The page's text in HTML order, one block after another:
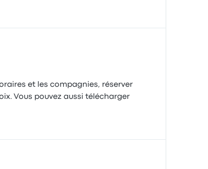
et les compagnies, réserver
Vous pouvez aussi télécharger